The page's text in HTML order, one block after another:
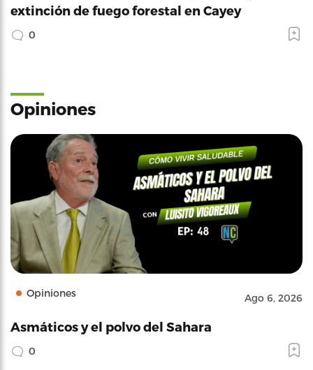
extinción de fuego forestal en Cayey
0
Opiniones
Opiniones Ago 6, 2026
Asmáticos y el polvo del Sahara
0